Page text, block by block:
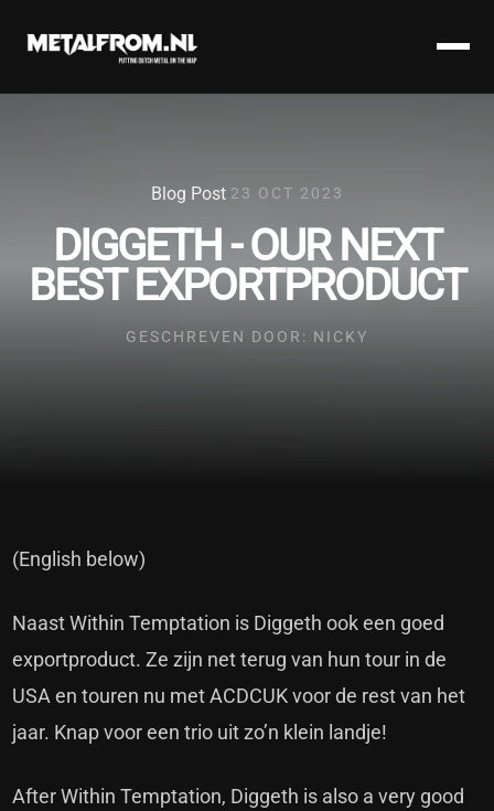
Blog Post 23 OCT 2023
DIGGETH - OUR NEXT
BEST EXPORTPRODUCT
GESCHREVEN DOOR: NICKY
(English below)
Naast Within Temptation is Diggeth ook een goed
exportproduct. Ze zijn net terug van hun tour in de
USA en touren nu met ACDCUK voor de rest van het
jaar. Knap voor een trio uit zo’n klein landje!
After Within Temptation, Diggeth is also a very good